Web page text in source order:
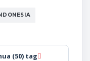
(50) tag